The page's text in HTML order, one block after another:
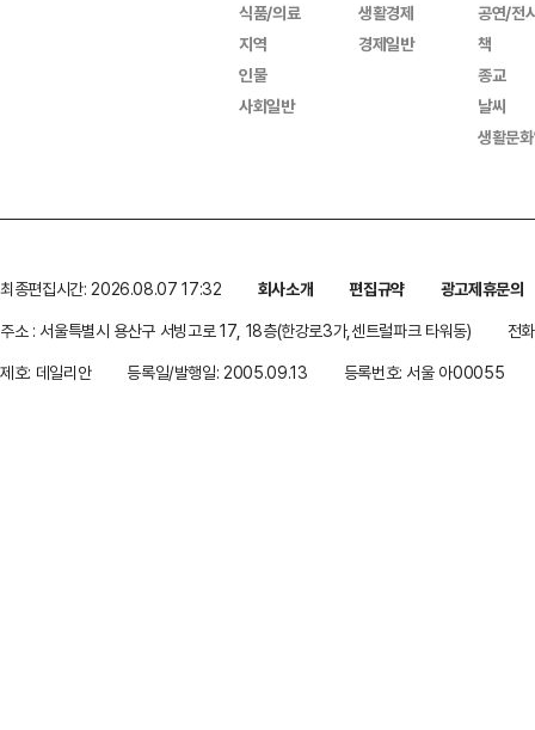
식품/의료
지역
인물
사회일반
생활경제
경제일반
공연/전
책
종교
날씨
생활문
최종편집시간: 2026.08.07 17:32 회사소개 편집규약
광고제휴문의
주소 : 서울특별시 용산구 서빙고로 17, 18층(한강로3가,센트럴파크 타워동)
전
제호: 데일리안
등록일/발행일: 2005.09.13 등록번호: 서울 아00055